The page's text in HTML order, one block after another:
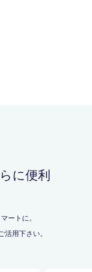
に便利
ートに。
活用下さい。